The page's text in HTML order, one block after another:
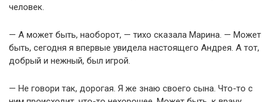
человек.
— А может быть, наоборот, — тихо сказала Марина. — Может
быть, сегодня я впервые увидела настоящего Андрея. А тот,
добрый и нежный, был игрой.
— Не говори так, дорогая. Я же знаю своего сына. Что-то с